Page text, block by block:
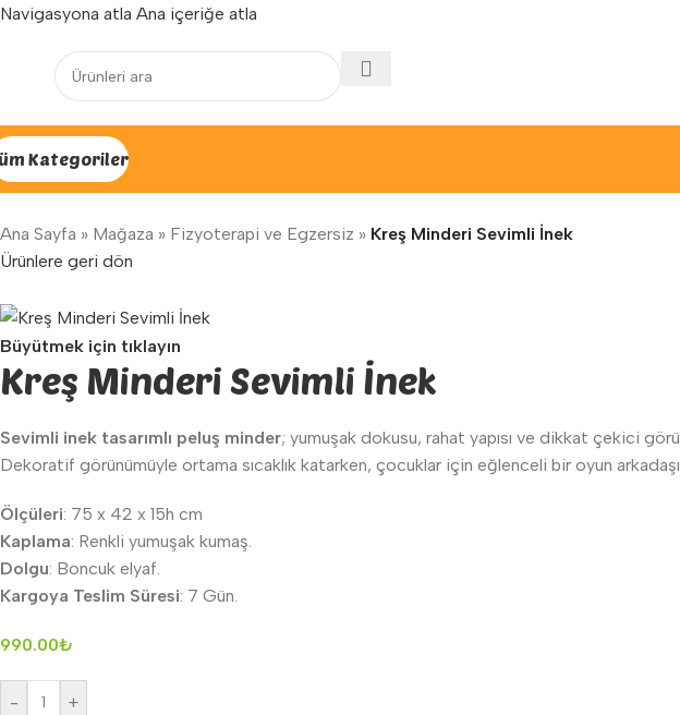
Navigasyona atla Ana içeriğe atla
Yenilenen arayüzümüz ile hizmetinizdeyiz...
Kategoriler
Ana Sayfa » Mağaza » Fizyoterapi ve Egzersiz » Kreş Minderi Sevimli İnek
Ürünlere geri dön
Büyütmek için tıklayın
Kreş Minderi Sevimli İnek
Sevimli inek tasarımlı peluş minder; yumuşak dokusu, rahat yapısı ve dikkat çekici
Dekoratif görünümüyle ortama sıcaklık katarken, çocuklar için eğlenceli bir oyun arkadaşı
Ölçüleri: 75 x 42 x 15h cm
Kaplama: Renkli yumuşak kumaş.
Dolgu: Boncuk elyaf.
Kargoya Teslim Süresi: 7 Gün.
990.00₺
- +